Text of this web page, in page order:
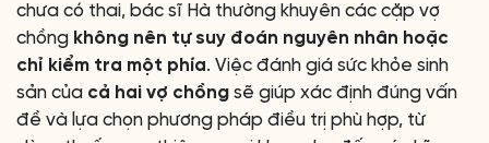
chưa có thai, bác sĩ Hà thường khuyên các cặp vợ
chồng không nên tự suy đoán nguyên nhân hoặc
chỉ kiểm tra một phía. Việc đánh giá sức khỏe sinh
sản của cả hai vợ chồng sẽ giúp xác định đúng vấn
đề và lựa chọn phương pháp điều trị phù hợp, từ